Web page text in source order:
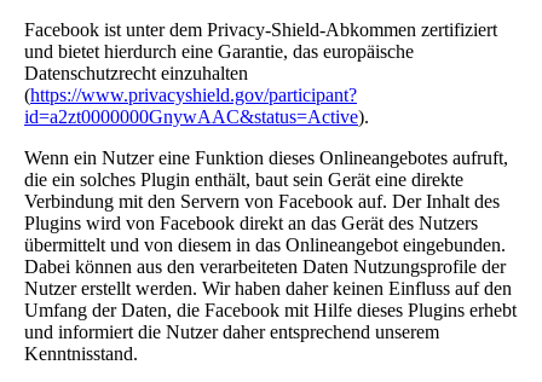
Facebook ist unter dem Privacy-Shield-Abkommen zertifiziert
und bietet hierdurch eine Garantie, das europäische
Datenschutzrecht einzuhalten
(https://www.privacyshield.gov/participant?
id=a2zt0000000GnywAAC&status=Active).
Wenn ein Nutzer eine Funktion dieses Onlineangebotes aufruft,
die ein solches Plugin enthält, baut sein Gerät eine direkte
Verbindung mit den Servern von Facebook auf. Der Inhalt des
Plugins wird von Facebook direkt an das Gerät des Nutzers
übermittelt und von diesem in das Onlineangebot eingebunden.
Dabei können aus den verarbeiteten Daten Nutzungsprofile der
Nutzer erstellt werden. Wir haben daher keinen Einfluss auf den
Umfang der Daten, die Facebook mit Hilfe dieses Plugins erhebt
und informiert die Nutzer daher entsprechend unserem
Kenntnisstand.